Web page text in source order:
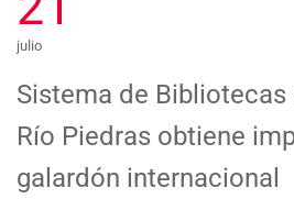
julio
Sistema de
Río Piedras obtiene
galardón internacional